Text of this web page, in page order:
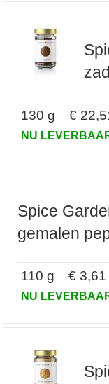
130 g €
NU
Spice
gemalen
110 g € 3,61
NU